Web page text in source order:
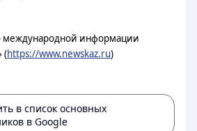
международной информации
(https://www.newskaz.ru)
в список основных
в Google